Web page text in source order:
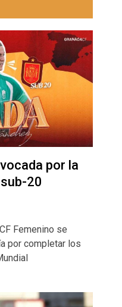
por la
20
Femenino se
por completar los